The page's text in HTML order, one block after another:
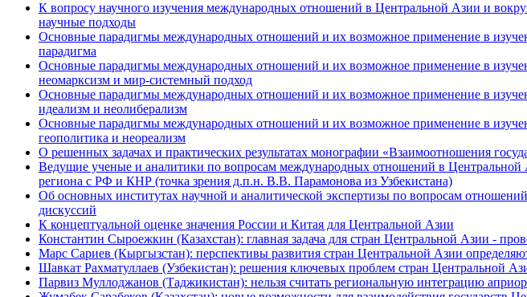
К вопросу научного изучения международных отношений в Центральной Азии и
научные подходы
Основные парадигмы международных отношений и их возможное применение в
парадигма
Основные парадигмы международных отношений и их возможное применение в
неомарксизм и мир-системный подход
Основные парадигмы международных отношений и их возможное применение в
идеализм и неолиберализм
Основные парадигмы международных отношений и их возможное применение в
геополитика и неореализм
О решенных задачах и практических результатах монографии «Взаимоотношения
Ведущие ученые и аналитики по вопросам международных отношений в Центральной
региона с РФ и КНР (точка зрения д.п.н. В.В. Парамонова из Узбекистана)
Об основных институтах научной и аналитической экспертизы по вопросам
дискуссий
К концептуальной оценке значения России и Китая для Центральной Азии
Константин Сыроежкин (Казахстан): главная задача для стран Центральной Азии -
Марс Сариев (Кыргызстан): перспективы развития стран Центральной Азии
Шавкат Рахматуллаев (Узбекистан): решения ключевых проблем стран Центральной
Парвиз Муллоджанов (Таджикистан): нельзя считать региональную интеграцию